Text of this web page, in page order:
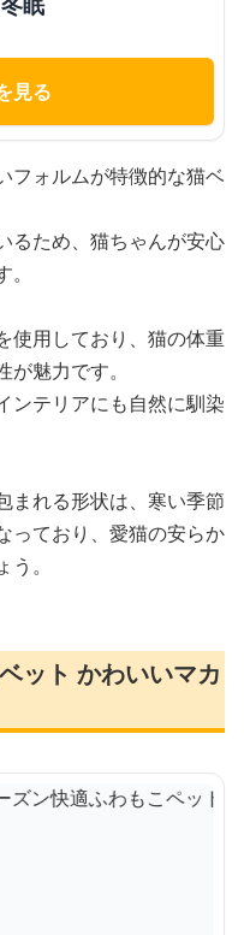
見る
フォルムが特徴的な猫ベ
るため、猫ちゃんが安心
使用しており、猫の体重
魅力です。
ンテリアにも自然に馴染
まれる形状は、寒い季節
っており、愛猫の安らか
。
ット かわいいマカ